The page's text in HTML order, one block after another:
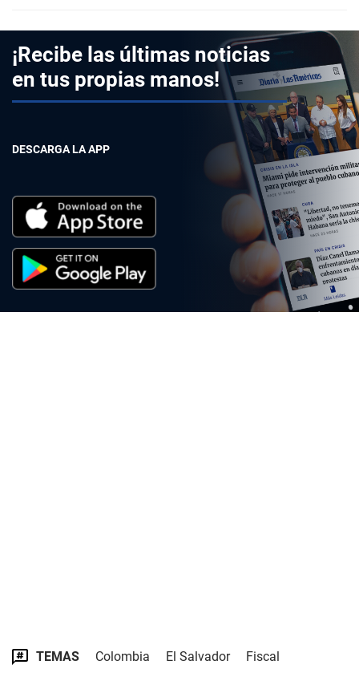
¡Recibe las últimas noticias
en tus propias manos!
DESCARGA LA APP
TEMAS Colombia El Salvador Fiscal